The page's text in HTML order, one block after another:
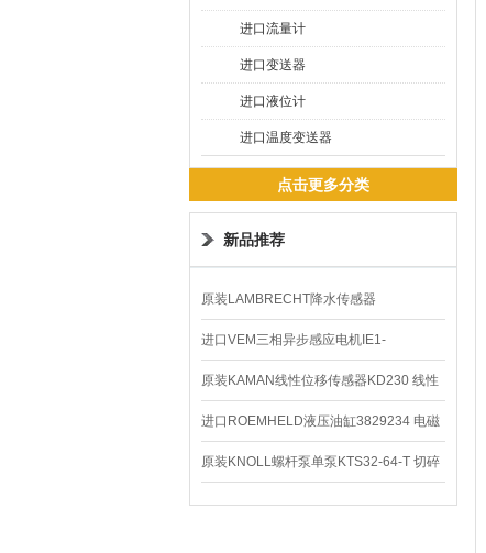
进口流量计
进口变送器
进口液位计
进口温度变送器
点击更多分类
新品推荐
原装LAMBRECHT降水传感器
00.14575.20气象仪
进口VEM三相异步感应电机IE1-
K21R80G4马达
原装KAMAN线性位移传感器KD230 线性
编码器
进口ROEMHELD液压油缸3829234 电磁
阀定位器
原装KNOLL螺杆泵单泵KTS32-64-T 切碎
排屑机